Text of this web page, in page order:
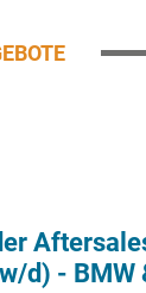
d) - BMW